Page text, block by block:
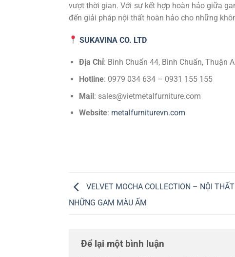
vượt thời gian. Với sự kết hợp hoàn hảo giữa
đến giải pháp nội thất hoàn hảo cho những
SUKAVINA CO. LTD
Địa Chỉ: Bình Chuẩn 44, Bình Chuẩn, Thuận
Hotline: 0979 034 634 – 0931 155 155
Mail: sales@vietmetalfurniture.com
Website: metalfurniturevn.com
VELVET MOCHA COLLECTION – NỘI
NHỮNG GAM MÀU ẤM
Để lại một bình luận